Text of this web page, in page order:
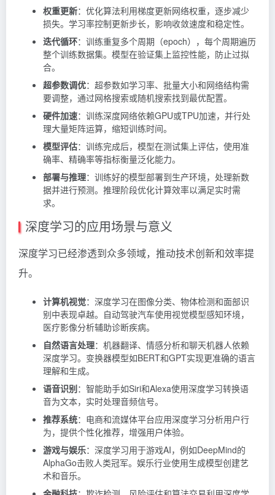
权重更新：优化算法利用梯度更新网络权重，逐步减少
损失。学习率控制更新步长，影响收敛速度和稳定性。
迭代循环：训练重复多个周期（epoch），每个周期遍历
整个训练数据集。模型在验证集上监控性能，防止过拟
合。
超参数调优：超参数如学习率、批量大小和网络结构需
要调整，通过网格搜索或随机搜索找到最优配置。
硬件加速：训练深度网络依赖GPU或TPU加速，并行处
理大量矩阵运算，缩短训练时间。
模型评估：训练完成后，模型在测试集上评估，使用准
确率、精确率等指标衡量泛化能力。
部署与推理：训练好的模型部署到生产环境，处理新数
据并进行预测。推理阶段优化计算效率以满足实时需
求。
深度学习的应用场景与意义
深度学习已经渗透到众多领域，推动技术创新和效率提
升。
计算机视觉：深度学习在图像分类、物体检测和面部识
别中表现卓越。自动驾驶汽车使用视觉模型感知环境，
医疗影像分析辅助诊断疾病。
自然语言处理：机器翻译、情感分析和聊天机器人依赖
深度学习。变换器模型如BERT和GPT实现更准确的语言
理解和生成。
语音识别：智能助手如Siri和Alexa使用深度学习转换语
音为文本，实时处理音频信号。
推荐系统：电商和流媒体平台应用深度学习分析用户行
为，提供个性化推荐，增强用户体验。
游戏与娱乐：深度学习用于游戏AI，例如DeepMind的
AlphaGo击败人类冠军。娱乐行业使用生成模型创建艺
术和音乐。